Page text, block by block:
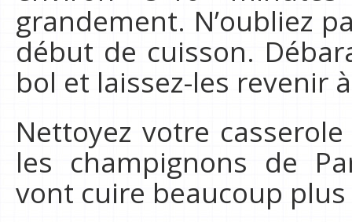
grandement. N’oubliez
début de cuisson.
bol et laissez-les revenir
Nettoyez votre
les champignons de
vont cuire beaucoup